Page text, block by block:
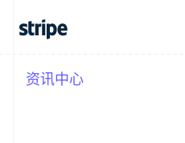
支付
资讯中心